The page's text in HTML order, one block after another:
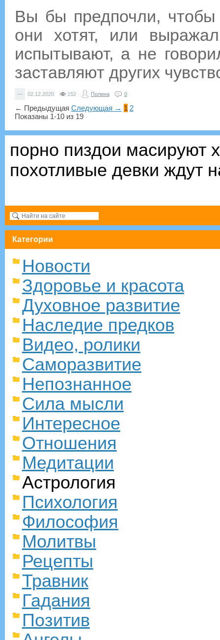
Вы бы предпочли, чтобы
они хотят, или
испытывают, а не
заставляют других
— 02.12.2020 152 Полина 0
← Предыдущая Следующая → 1 2
Показаны 1-10 из 19
порно пиздои масируют
похотливые девки ждут
Категории
Новости
Здоровье и красота
Духовное развитие
Наследие предков
Видео, ролики
Саморазвитие
Непознанное
Сила мысли
Интересное
Отношения
Медитации
Астрология
Психология
Философия
Молитвы
Рецепты
Травник
Гадания
Позитив